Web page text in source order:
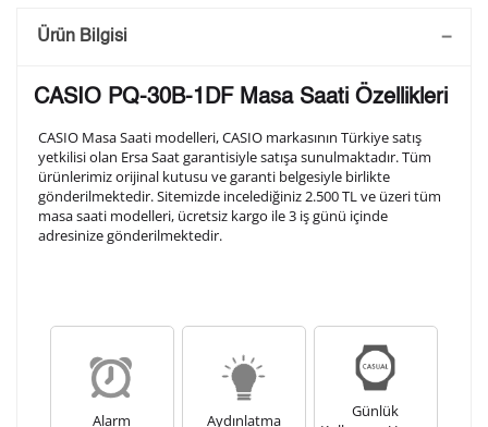
Saatini Kişiselleştir
arka kapağına gravür tekniği ile formda belirtmiş
1. Satır
10
10
Lütfen font seçiniz
Ürün Bilgisi
CASIO PQ-30B-1DF Masa Saati Özellikleri
CASIO Masa Saati modelleri, CASIO markasının Türkiye satış
yetkilisi olan Ersa Saat garantisiyle satışa sunulmaktadır. Tüm
ürünlerimiz orijinal kutusu ve garanti belgesiyle birlikte
gönderilmektedir. Sitemizde incelediğiniz 2.500 TL ve üzeri tüm
masa saati modelleri, ücretsiz kargo ile 3 iş günü içinde
adresinize gönderilmektedir.
Alarm Aydınlatma
Günlük